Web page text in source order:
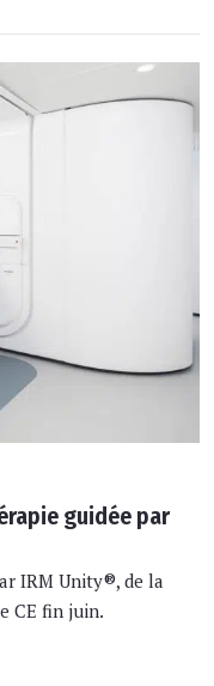
guidée par
IRM Unity®, de la
CE fin juin.